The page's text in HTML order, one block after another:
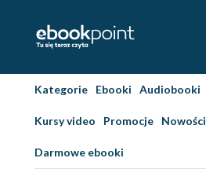
Kategorie Ebooki Audiobooki
Kursy video Promocje Nowości
Darmowe ebooki